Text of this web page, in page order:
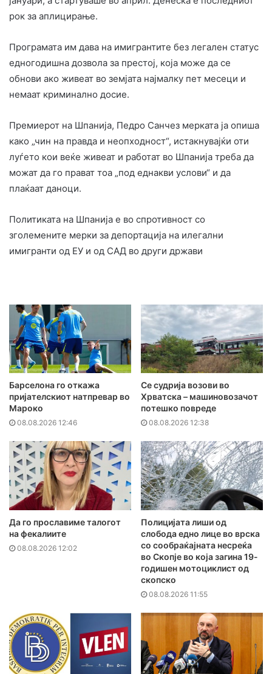
рок за аплицирање.
Програмата им дава на имигрантите без легален статус
едногодишна дозвола за престој, која може да се
обнови ако живеат во земјата најмалку пет месеци и
немаат криминално досие.
Премиерот на Шпанија, Педро Санчез мерката ја опиша
како „чин на правда и неопходност“, истакнувајќи оти
луѓето кои веќе живеат и работат во Шпанија треба да
можат да го прават тоа „под еднакви услови“ и да
плаќаат даноци.
Политиката на Шпанија е во спротивност со
зголемените мерки за депортација на илегални
имигранти од ЕУ и од САД во други држави
Барселона го откажа
пријателскиот натпревар во
Мароко
08.08.2026 12:46
Се судрија возови во
Хрватска – машиновозачот
потешко повреде
08.08.2026 12:38
Да го прославиме талогот
на фекалиите
08.08.2026 12:02
Полицијата лиши од
слобода едно лице во врска
со сообраќајната несреќа
во Скопје во која загина 19-
годишен мотоциклист од
скопско
08.08.2026 11:55